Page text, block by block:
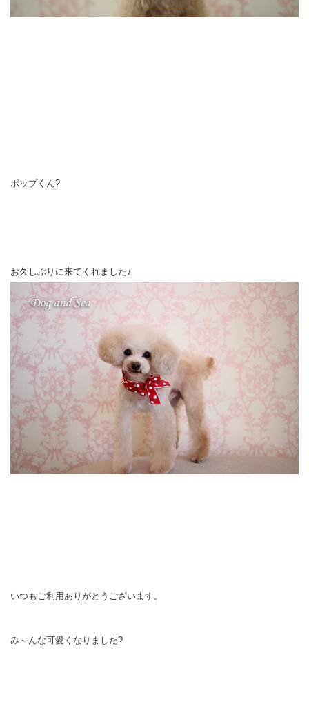
ポップくん?
お久しぶりに来てくれました♪
いつもご利用ありがとうございます。
み～んな可愛くなりました?